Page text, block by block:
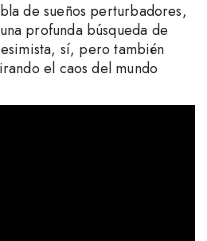
de sueños perturbadores,
profunda búsqueda de
sí, pero también
el caos del mundo